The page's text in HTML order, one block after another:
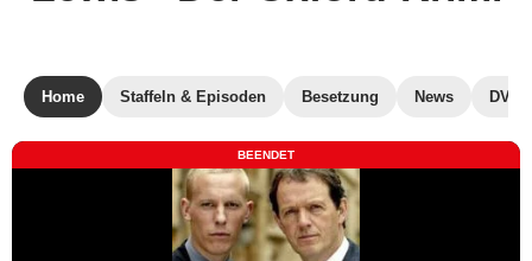
Home Staffeln & Episoden Besetzung News
BEENDET